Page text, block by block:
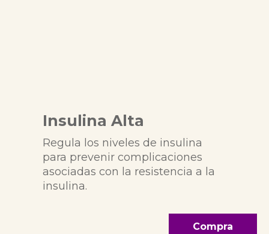
Insulina Alta
Regula los niveles de insulina
para prevenir complicaciones
asociadas con la resistencia a la
insulina.
Compra